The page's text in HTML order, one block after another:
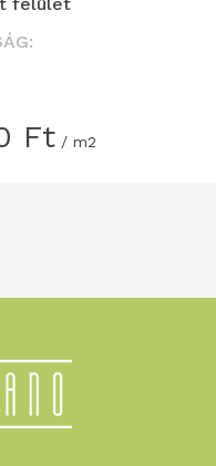
felület
Ft / m2